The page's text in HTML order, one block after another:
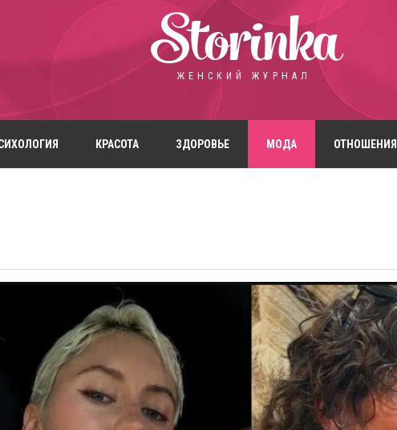
Storinka
ЖЕНСКИЙ ЖУРНАЛ
КРАСОТА ЗДОРОВЬЕ МОДА ОТНОШЕНИЯ